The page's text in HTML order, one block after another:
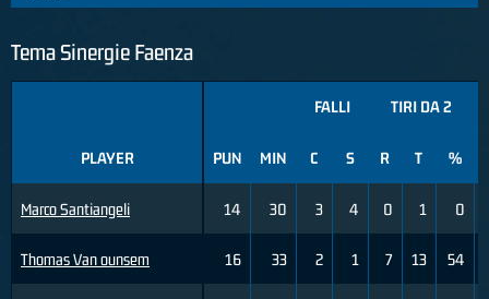
Tema Sinergie Faenza
PLAYER
Marco Santiangeli
Thomas Van ounsem
FALLI TIRI DA 2
PUN MIN C S R T %
14 30 3 4 0 1 0
16 33 2 1 7 13 54